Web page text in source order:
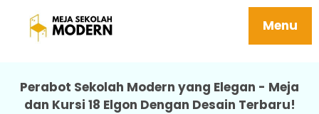
Menu
Meja Sekolah Modern Tersedia Berbagai
Ukuran Sd Smp Sma 18 Elgon
Perabot Sekolah Modern yang Elegan - Meja
dan Kursi 18 Elgon Dengan Desain Terbaru!